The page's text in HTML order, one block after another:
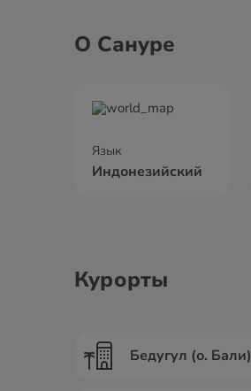
О Сануре
Язык
Индонезийский
Курорты
Бедугул (о. Бали)